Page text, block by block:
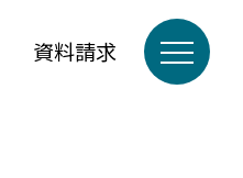
資料請求